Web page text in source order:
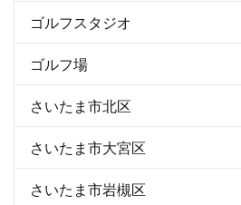
ゴルフスタジオ
ゴルフ場
さいたま市北区
さいたま市大宮区
さいたま市岩槻区